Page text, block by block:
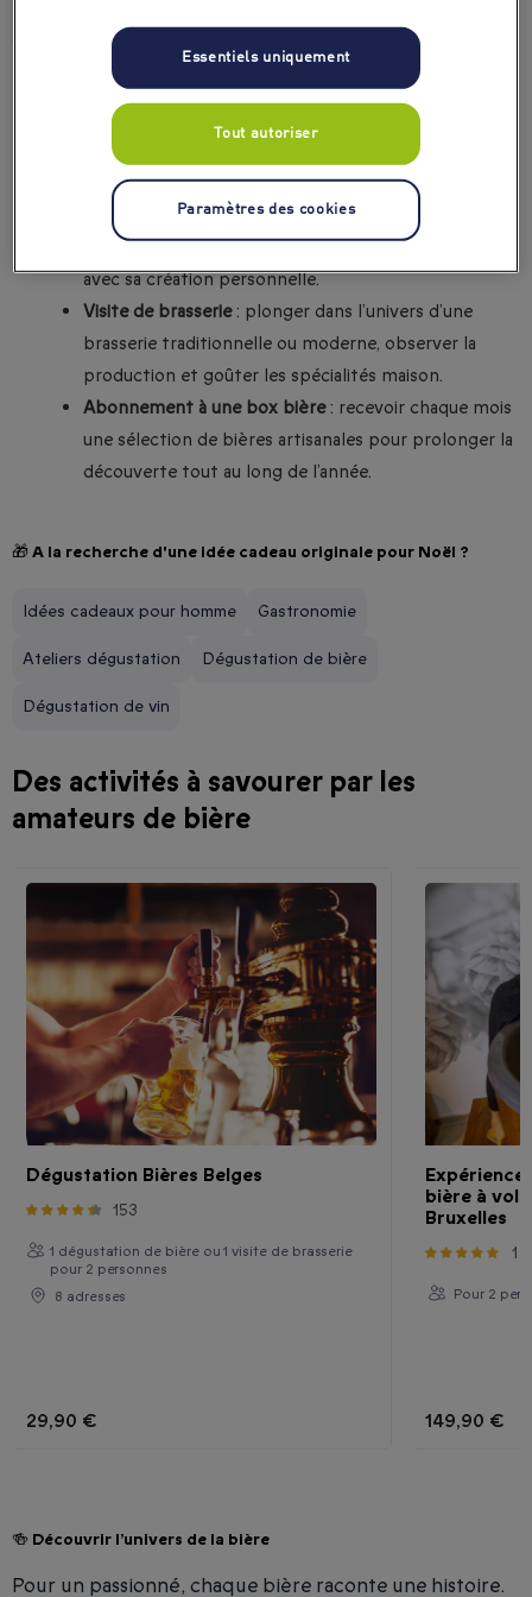
🎄 Quel cadeau de Noël offrir à un amateur de bière ?
Dégustation de bières artisanales: découvrir des
variétés locales ou internationales, apprendre à
reconnaître les arômes et savourer des accords mets
et bières.
Atelier de brassage: fabriquer sa propre bière,
comprendre le processus de fabrication et repartir
avec sa création personnelle.
Visite de brasserie: plonger dans l’univers d’une
brasserie traditionnelle ou moderne, observer la
production et goûter les spécialités maison.
Abonnement à une box bière: recevoir chaque mois
une sélection de bières artisanales pour prolonger la
découverte tout au long de l’année.
🎁 A la recherche d'une idée cadeau originale pour Noël ?
Idées cadeaux pour homme Gastronomie
Ateliers dégustation Dégustation de bière
Dégustation de vin
Des activités à savourer par les
amateurs de bière
Dégustation Bières Belges
153
1 dégustation de bière ou 1 visite de brasserie
pour 2 personnes
8 adresses
29,90 €
bière à
Bruxelles
1
Pour 2 pers.
149,90 €
🍻 Découvrir l’univers de la bière
Pour un passionné, chaque bière raconte une histoire.
Essentiels uniquement
Tout autoriser
Paramètres des cookies